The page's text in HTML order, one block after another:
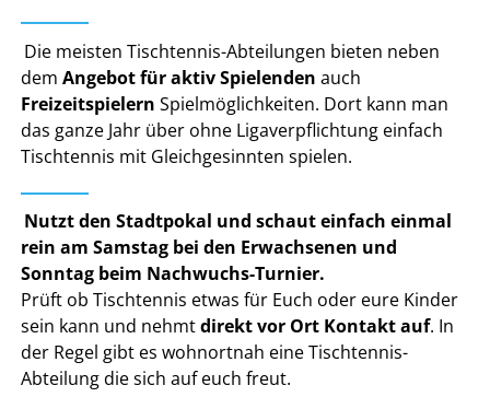
Die meisten Tischtennis-Abteilungen bieten neben
dem Angebot für aktiv Spielenden auch
Freizeitspielern Spielmöglichkeiten. Dort kann man
das ganze Jahr über ohne Ligaverpflichtung einfach
Tischtennis mit Gleichgesinnten spielen.
Nutzt den Stadtpokal und schaut einfach einmal
rein am Samstag bei den Erwachsenen und
Sonntag beim Nachwuchs-Turnier.
Prüft ob Tischtennis etwas für Euch oder eure Kinder
sein kann und nehmtdirekt vor Ort Kontakt auf. In
der Regel gibt es wohnortnah eine Tischtennis-
Abteilung die sich auf euch freut.